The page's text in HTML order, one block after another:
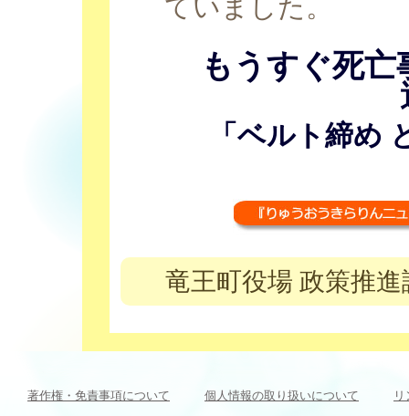
ていました。
もうすぐ死
「ベルト締め
竜王町役場 政策推
著作権・免責事項について 個人情報の取り扱いについて